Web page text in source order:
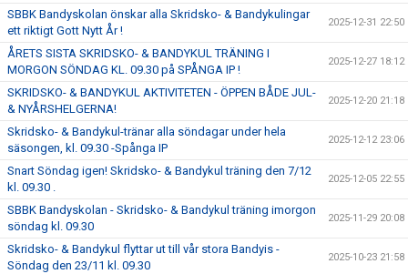
SBBK Bandyskolan önskar alla Skridsko- & Bandykulingar
ett riktigt Gott Nytt År !
2025-12-31 22:50
ÅRETS SISTA SKRIDSKO- & BANDYKUL TRÄNING I
MORGON SÖNDAG KL. 09.30 på SPÅNGA IP !
2025-12-27 18:12
SKRIDSKO- & BANDYKUL AKTIVITETEN - ÖPPEN BÅDE JUL-
& NYÅRSHELGERNA!
2025-12-20 21:18
Skridsko- & Bandykul-tränar alla söndagar under hela
säsongen, kl. 09.30 -Spånga IP
2025-12-12 23:06
Snart Söndag igen! Skridsko- & Bandykul träning den 7/12
kl. 09.30 .
2025-12-05 22:55
SBBK Bandyskolan - Skridsko- & Bandykul träning imorgon
söndag kl. 09.30
2025-11-29 20:08
Skridsko- & Bandykul flyttar ut till vår stora Bandyis -
Söndag den 23/11 kl. 09.30
2025-10-23 21:58